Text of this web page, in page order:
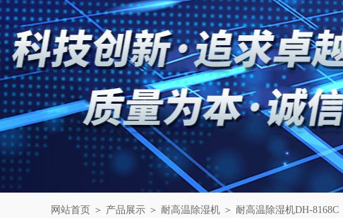
网站首页 ＞ 产品展示 ＞ 耐高温除湿机 ＞ 耐高温除湿机DH-8168C